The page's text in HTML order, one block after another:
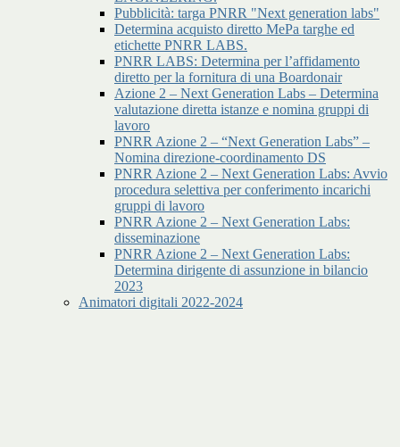
Pubblicità: targa PNRR "Next generation labs"
Determina acquisto diretto MePa targhe ed
etichette PNRR LABS.
PNRR LABS: Determina per l’affidamento
diretto per la fornitura di una Boardonair
Azione 2 – Next Generation Labs – Determina
valutazione diretta istanze e nomina gruppi di
lavoro
PNRR Azione 2 – “Next Generation Labs” –
Nomina direzione-coordinamento DS
PNRR Azione 2 – Next Generation Labs: Avvio
procedura selettiva per conferimento incarichi
gruppi di lavoro
PNRR Azione 2 – Next Generation Labs:
disseminazione
PNRR Azione 2 – Next Generation Labs:
Determina dirigente di assunzione in bilancio
2023
Animatori digitali 2022-2024